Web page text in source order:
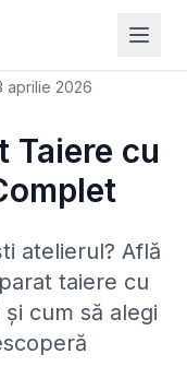
aprilie 2026
Taiere cu
atelierul? Află
taiere cu
cum să alegi